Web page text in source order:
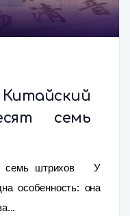
семь
семь штрихов У
особенность: она